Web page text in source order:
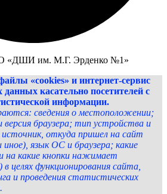
«ДШИ им. М.Г. Эрденко №1»
«cookies» и интернет-сервис
данных касательно посетителей с
информации.
сведения о местоположении;
браузера; тип устройства и
источник, откуда пришел на сайт
иное), язык ОС и браузера; какие
какие кнопки нажимает
целях функционирования сайта,
и проведения статистических